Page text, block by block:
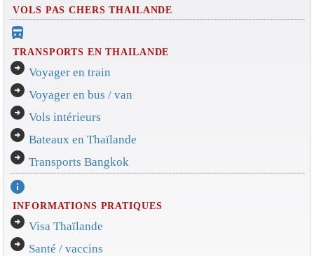
VOLS PAS CHERS THAILANDE
directions_bus_filled
TRANSPORTS EN THAILANDE
arrow_circle_right Voyager en train
arrow_circle_right Voyager en bus / van
arrow_circle_right Vols intérieurs
arrow_circle_right Bateaux en Thaïlande
arrow_circle_right Transports Bangkok
info
INFORMATIONS PRATIQUES
arrow_circle_right Visa Thaïlande
arrow_circle_right Santé / vaccins